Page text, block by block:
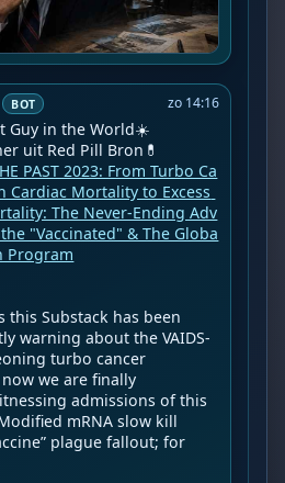
BOT zo 14:16
Guy in the World☀️
PAST 2023: From Turbo Ca
Cardiac Mortality to Excess
The Never-Ending Adv
"Vaccinated" & The Globa
Program
this Substack has been
warning about the VAIDS-
turbo cancer
we are finally
admissions of this
mRNA slow kill
plague fallout; for